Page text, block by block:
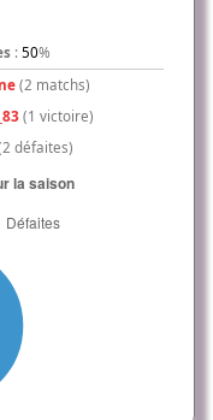
: 50%
(2 matchs)
(1 victoire)
défaites)